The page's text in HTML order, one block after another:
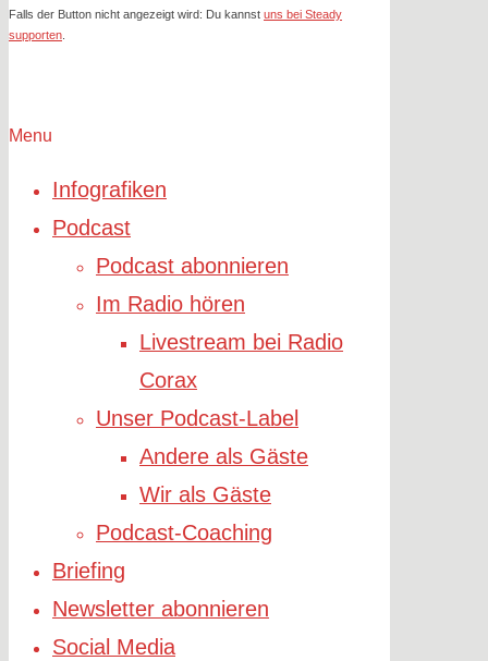
Falls der Button nicht angezeigt wird: Du kannst uns bei Steady
supporten
Menu
Infografiken
Podcast
Podcast abonnieren
Im Radio hören
Livestream bei Radio
Corax
Unser Podcast-Label
Andere als Gäste
Wir als Gäste
Podcast-Coaching
Briefing
Newsletter abonnieren
Social Media